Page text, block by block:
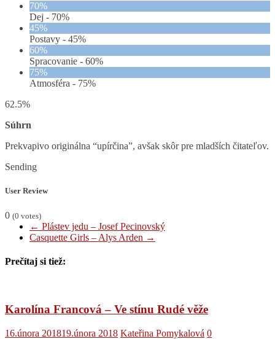
70%
Dej - 70%
45%
Postavy - 45%
60%
Spracovanie - 60%
75%
Atmosféra - 75%
62.5%
Súhrn
Prekvapivo originálna “upírčina”, avšak skôr pre mladších čitateľov.
Sending
User Review
0 (0 votes)
← Plástev jedu – Josef Pecinovský
Casquette Girls – Alys Arden →
Prečítaj si tiež:
Karolína Francová – Ve stínu Rudé věže
16.února 201819.února 2018 Kateřina Pomykalová 0